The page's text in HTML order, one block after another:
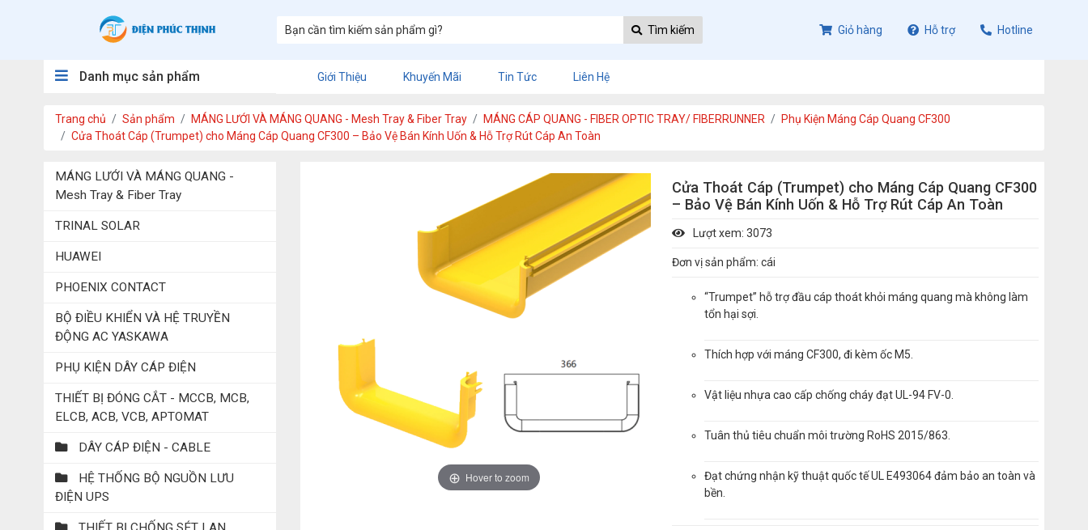
Tìm kiếm Giỏ hàng Hỗ trợ Hotline
Danh mục sản phẩm Giới Thiệu Khuyến Mãi Tin Tức Liên Hệ
Trang chủ Sản phẩm MÁNG LƯỚI VÀ MÁNG QUANG - Mesh Tray & Fiber Tray MÁNG CÁP QUANG - FIBER OPTIC TRAY/ FIBERRUNNER
Phụ Kiện Máng Cáp Quang CF300
Cửa Thoát Cáp (Trumpet) cho Máng Cáp Quang CF300 – Bảo Vệ Bán Kính Uốn & Hỗ Trợ Rút Cáp An Toàn
MÁNG LƯỚI VÀ MÁNG QUANG -
Mesh Tray & Fiber Tray
TRINAL SOLAR
HUAWEI
PHOENIX CONTACT
BỘ ĐIỀU KHIỂN VÀ HỆ TRUYỀN
ĐỘNG AC YASKAWA
PHỤ KIỆN DÂY CÁP ĐIỆN
THIẾT BỊ ĐÓNG CẮT - MCCB, MCB,
ELCB, ACB, VCB, APTOMAT
DÂY CÁP ĐIỆN - CABLE
HỆ THỐNG BỘ NGUỒN LƯU
ĐIỆN UPS
Hover to zoom
Cửa Thoát Cáp (Trumpet) cho Máng Cáp Quang CF300
– Bảo Vệ Bán Kính Uốn & Hỗ Trợ Rút Cáp An Toàn
Lượt xem: 3073
Đơn vị sản phẩm: cái
“Trumpet” hỗ trợ đầu cáp thoát khỏi máng quang mà không làm
tổn hại sợi.
Thích hợp với máng CF300, đi kèm ốc M5.
Vật liệu nhựa cao cấp chống cháy đạt UL-94 FV-0.
Tuân thủ tiêu chuẩn môi trường RoHS 2015/863.
Đạt chứng nhận kỹ thuật quốc tế UL E493064 đảm bảo an toàn và
bền.